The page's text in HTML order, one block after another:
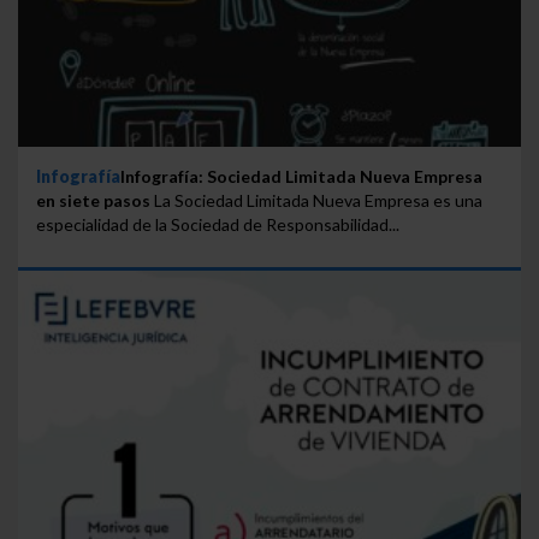
InfografíaInfografía: Sociedad Limitada Nueva Empresa
en siete pasos La Sociedad Limitada Nueva Empresa es una
especialidad de la Sociedad de Responsabilidad...